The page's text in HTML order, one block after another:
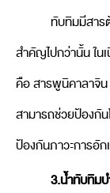
ทับทิมมีสาร
สำคัญไปกว่านั้น ใน
คือ สารพูนิคาลาจิ
สามารถช่วยป้องกั
ป้องกันภาวะการอั
3.น้ำทับทิม